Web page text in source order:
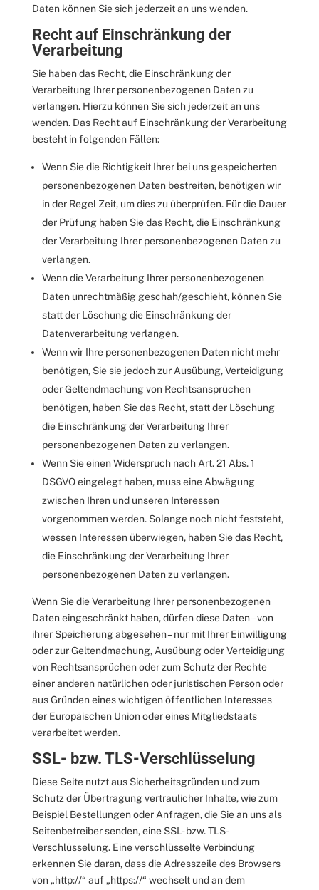
Daten können Sie sich jederzeit an uns wenden.
Recht auf Einschränkung der
Verarbeitung
Sie haben das Recht, die Einschränkung der
Verarbeitung Ihrer personenbezogenen Daten zu
verlangen. Hierzu können Sie sich jederzeit an uns
wenden. Das Recht auf Einschränkung der Verarbeitung
besteht in folgenden Fällen:
Wenn Sie die Richtigkeit Ihrer bei uns gespeicherten
personenbezogenen Daten bestreiten, benötigen wir
in der Regel Zeit, um dies zu überprüfen. Für die Dauer
der Prüfung haben Sie das Recht, die Einschränkung
der Verarbeitung Ihrer personenbezogenen Daten zu
verlangen.
Wenn die Verarbeitung Ihrer personenbezogenen
Daten unrechtmäßig geschah/geschieht, können Sie
statt der Löschung die Einschränkung der
Datenverarbeitung verlangen.
Wenn wir Ihre personenbezogenen Daten nicht mehr
benötigen, Sie sie jedoch zur Ausübung, Verteidigung
oder Geltendmachung von Rechtsansprüchen
benötigen, haben Sie das Recht, statt der Löschung
die Einschränkung der Verarbeitung Ihrer
personenbezogenen Daten zu verlangen.
Wenn Sie einen Widerspruch nach Art. 21 Abs. 1
DSGVO eingelegt haben, muss eine Abwägung
zwischen Ihren und unseren Interessen
vorgenommen werden. Solange noch nicht feststeht,
wessen Interessen überwiegen, haben Sie das Recht,
die Einschränkung der Verarbeitung Ihrer
personenbezogenen Daten zu verlangen.
Wenn Sie die Verarbeitung Ihrer personenbezogenen
Daten eingeschränkt haben, dürfen diese Daten – von
ihrer Speicherung abgesehen – nur mit Ihrer Einwilligung
oder zur Geltendmachung, Ausübung oder Verteidigung
von Rechtsansprüchen oder zum Schutz der Rechte
einer anderen natürlichen oder juristischen Person oder
aus Gründen eines wichtigen öffentlichen Interesses
der Europäischen Union oder eines Mitgliedstaats
verarbeitet werden.
SSL- bzw. TLS-Verschlüsselung
Diese Seite nutzt aus Sicherheitsgründen und zum
Schutz der Übertragung vertraulicher Inhalte, wie zum
Beispiel Bestellungen oder Anfragen, die Sie an uns als
Seitenbetreiber senden, eine SSL- bzw. TLS-
Verschlüsselung. Eine verschlüsselte Verbindung
erkennen Sie daran, dass die Adresszeile des Browsers
von „http://“ auf „https://“ wechselt und an dem